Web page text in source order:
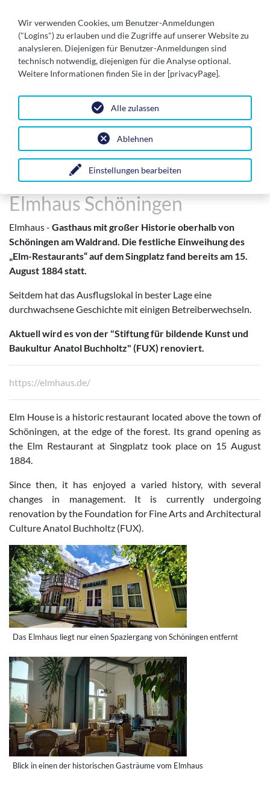
Tourismus & Highlights Attraktionen unserer Stadt
Elmhaus Schöningen
Elmhaus - Gasthaus mit großer Historie oberhalb von
Schöningen am Waldrand. Die festliche Einweihung des
„Elm-Restaurants“ auf dem Singplatz fand bereits am 15.
August 1884 statt.
Seitdem hat das Ausflugslokal in bester Lage eine
durchwachsene Geschichte mit einigen Betreiberwechseln.
Aktuell wird es von der "Stiftung für bildende Kunst und
Baukultur Anatol Buchholtz" (FUX) renoviert.
https://elmhaus.de/
Elm House is a historic restaurant located above the town of
Schöningen, at the edge of the forest. Its grand opening as
the Elm Restaurant at Singplatz took place on 15 August
1884.
Since then, it has enjoyed a varied history, with several
changes in management. It is currently undergoing
renovation by the Foundation for Fine Arts and Architectural
Culture Anatol Buchholtz (FUX).
Das Elmhaus liegt nur einen Spaziergang von Schöningen entfernt
Blick in einen der historischen Gasträume vom Elmhaus
Wir verwenden Cookies, um Benutzer-Anmeldungen
("Logins") zu erlauben und die Zugriffe auf unserer Website zu
analysieren. Diejenigen für Benutzer-Anmeldungen sind
technisch notwendig, diejenigen für die Analyse optional.
Weitere Informationen finden Sie in der [privacyPage].
Einstellungen bearbeiten
Ablehnen
Alle zulassen